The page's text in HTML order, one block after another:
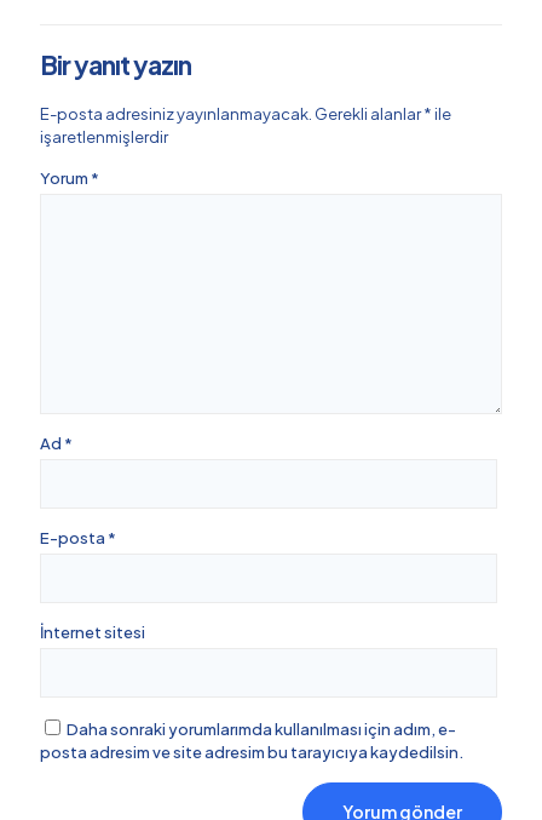
Bir yanıt yazın
E-posta adresiniz yayınlanmayacak. Gerekli alanlar*ile
işaretlenmişlerdir
Yorum *
Ad *
E-posta *
İnternet sitesi
Daha sonraki yorumlarımda kullanılması için adım, e-
posta adresim ve site adresim bu tarayıcıya kaydedilsin.